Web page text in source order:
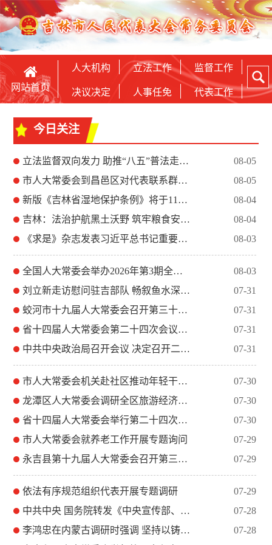
网站首页
人大机构 立法工作 监督工作
决议决定 人事任免 代表工作
今日关注
立法监督双向发力 助推“八五”普法走深走实
08-05
市人大常委会到昌邑区对代表联系群众工作开展调研
08-05
新版《吉林省湿地保护条例》将于11月1日起施行
08-04
吉林：法治护航黑土沃野 筑牢粮食安全根基
08-04
《求是》杂志发表习近平总书记重要文章《加快建设健康中国》
08-03
全国人大常委会举办2026年第3期全国人大代表学习班
08-03
刘立新走访慰问驻吉部队 畅叙鱼水深情 共话发展新篇
07-31
蛟河市十九届人大常委会召开第三十二次会议
07-31
省十四届人大常委会第二十四次会议闭幕
07-31
中共中央政治局召开会议 决定召开二十届五中全会 分析研究当前...
07-31
市人大常委会机关赴社区推动年轻干部下沉常态化
07-30
龙潭区人大常委会调研全区旅游经济情况
07-30
省十四届人大常委会举行第二十四次会议
07-30
市人大常委会就养老工作开展专题询问
07-29
永吉县第十九届人大常委会召开第三十次会议
07-29
依法有序规范组织代表开展专题调研
07-29
中共中央 国务院转发《中央宣传部、司法部关于开展法治宣传教育...
07-28
李鸿忠在内蒙古调研时强调 坚持以铸牢中华民族共同体意识为主线...
07-28